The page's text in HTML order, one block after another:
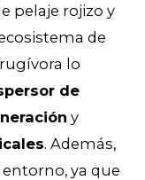
pelaje rojizo y
de
lo
de
y
. Además,
ya que